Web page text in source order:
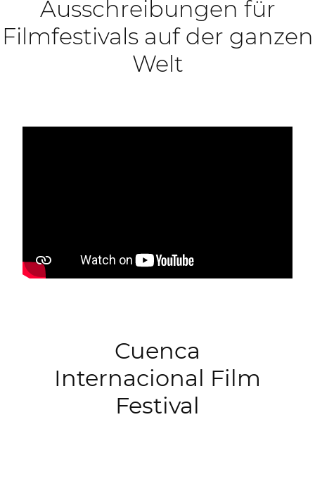
Ausschreibungen für
Filmfestivals auf der ganzen
Welt
Cuenca
Internacional Film
Festival